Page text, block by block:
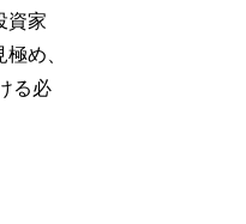
資家
め、
る必